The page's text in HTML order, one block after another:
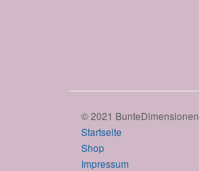
© 2021 BunteDimensionen
Startseite
Shop
Impressum